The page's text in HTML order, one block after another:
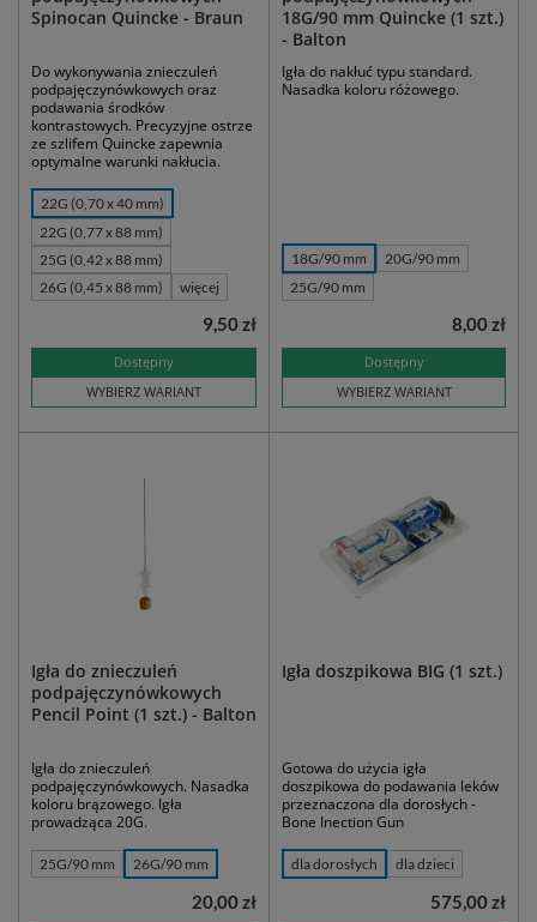
Spinocan Quincke - Braun
Do wykonywania znieczuleń
podpajęczynówkowych oraz
podawania środków
kontrastowych. Precyzyjne ostrze
ze szlifem Quincke zapewnia
optymalne warunki nakłucia.
22G (0,70 x 40 mm)
22G (0,77 x 88 mm)
25G (0,42 x 88 mm)
26G (0,45 x 88 mm)
więcej
Dostępny
WYBIERZ WARIANT
9,50 zł
18G/90 mm Quincke (1 szt.)
- Balton
Igła do nakłuć typu standard.
Nasadka koloru różowego.
18G/90 mm
20G/90 mm
25G/90 mm
Dostępny
WYBIERZ WARIANT
8,00 zł
Igła do znieczuleń
podpajęczynówkowych
Pencil Point (1 szt.) - Balton
Igła do znieczuleń
podpajęczynówkowych. Nasadka
koloru brązowego. Igła
prowadząca 20G.
25G/90 mm 26G/90 mm
20,00 zł
Igła doszpikowa BIG (1 szt.)
Gotowa do użycia igła
doszpikowa do podawania leków
przeznaczona dla dorosłych -
Bone Inection Gun
dla dorosłych dla dzieci
575,00 zł